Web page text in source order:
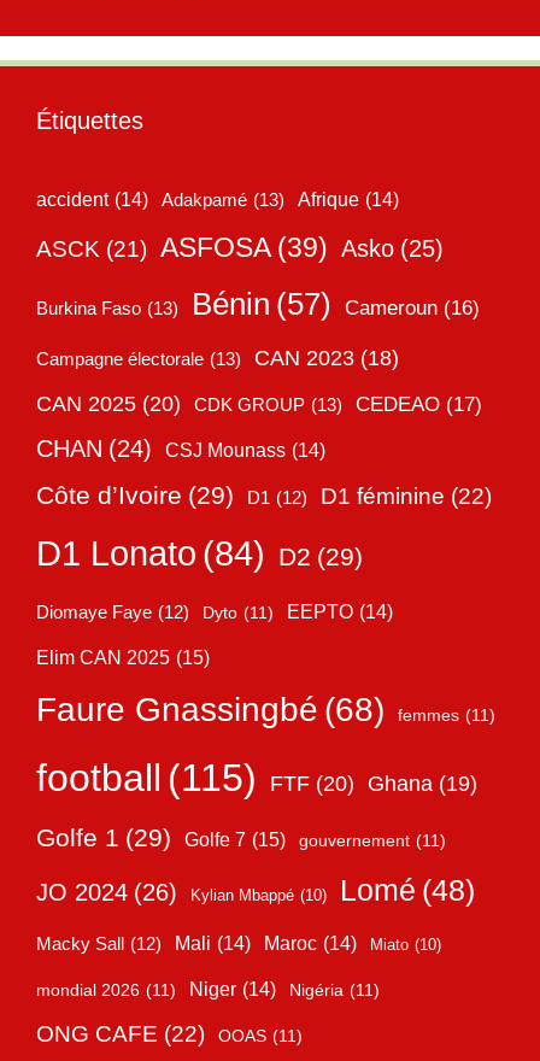
Étiquettes
accident (14) Adakpamé (13) Afrique (14)
ASCK (21) ASFOSA (39) Asko (25)
Burkina Faso (13) Bénin (57) Cameroun (16)
Campagne électorale (13) CAN 2023 (18)
CAN 2025 (20) CDK GROUP (13) CEDEAO (17)
CHAN (24) CSJ Mounass (14)
Côte d’Ivoire (29) D1 (12) D1 féminine (22)
D1 Lonato (84) D2 (29)
Diomaye Faye (12) Dyto (11) EEPTO (14)
Elim CAN 2025 (15)
Faure Gnassingbé (68) femmes (11)
football (115) FTF (20) Ghana (19)
Golfe 1 (29) Golfe 7 (15) gouvernement (11)
JO 2024 (26) Kylian Mbappé (10) Lomé (48)
Macky Sall (12) Mali (14) Maroc (14) Miato (10)
mondial 2026 (11) Niger (14) Nigéria (11)
ONG CAFE (22) OOAS (11)